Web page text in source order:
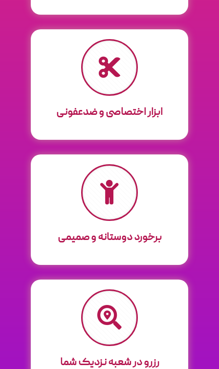
ابزار اختصاصی و ضدعفونی‌
برخورد دوستانه و صمیمی
رزرو در شعبه نزدیک شما